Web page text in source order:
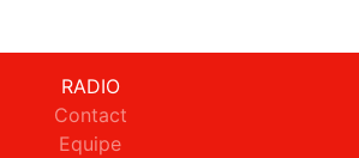
RADIO
Contact
Equipe